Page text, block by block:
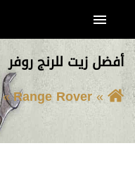
أفضل زيت للرنج روفر
Range Rover